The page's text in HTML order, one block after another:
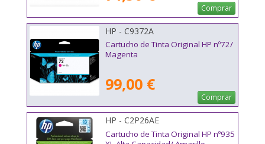
Comprar
HP - C9372A
Cartucho de Tinta Original HP nº72/
Magenta
99,00 €
Comprar
HP - C2P26AE
Cartucho de Tinta Original HP nº935